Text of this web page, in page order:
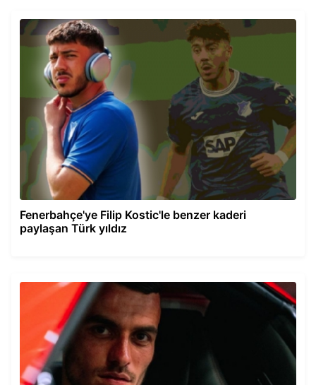
Fenerbahçe'ye Filip Kostic'le benzer kaderi
paylaşan Türk yıldız